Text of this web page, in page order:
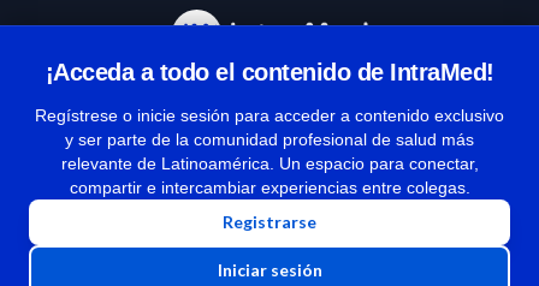
¡Acceda a todo el contenido de IntraMed!
Regístrese o inicie sesión para acceder a contenido exclusivo
y ser parte de la comunidad profesional de salud más
relevante de Latinoamérica. Un espacio para conectar,
compartir e intercambiar experiencias entre colegas.
Registrarse
Iniciar sesión
Términos y condiciones
| Políticas de privacidad
| Todos los derechos reservados | Copyright 1997-2026